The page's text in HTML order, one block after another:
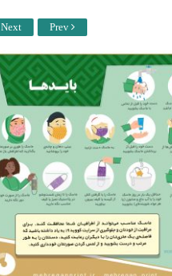
Next Prev